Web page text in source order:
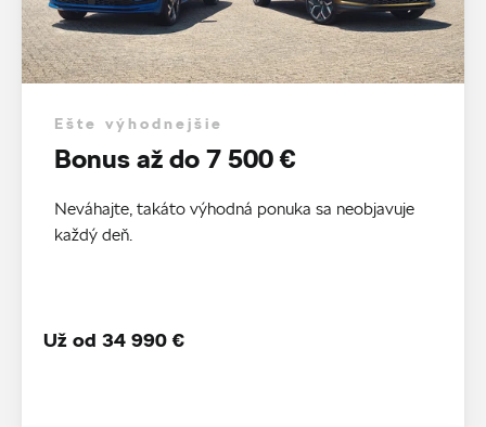
Ešte výhodnejšie
Bonus až do 7 500 €
Neváhajte, takáto výhodná ponuka sa neobjavuje
každý deň.
Už od 34 990 €